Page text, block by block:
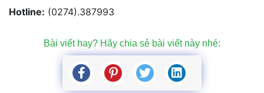
Hotline: (0274).387993
Bài viết hay? Hãy chia sẻ bài viết này nhé: